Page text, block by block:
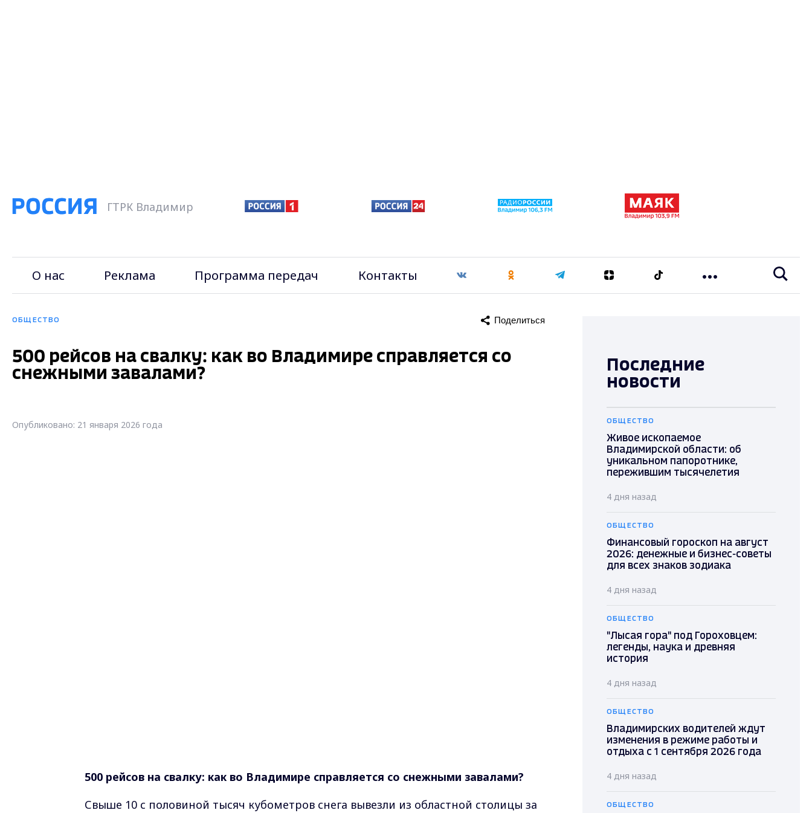
ГТРК Владимир
О нас Реклама Программа передач Контакты
ОБЩЕСТВО Поделиться
500 рейсов на свалку: как во Владимире справляется со
снежными завалами?
Опубликовано: 21 января 2026 года
500 рейсов на свалку: как во Владимире справляется со снежными завалами?
Свыше 10 с половиной тысяч кубометров снега вывезли из областной столицы за
Последние
новости
ОБЩЕСТВО
Живое ископаемое
Владимирской области: об
уникальном папоротнике,
пережившим тысячелетия
4 дня назад
ОБЩЕСТВО
Финансовый гороскоп на август
2026: денежные и бизнес-советы
для всех знаков зодиака
4 дня назад
ОБЩЕСТВО
"Лысая гора" под Гороховцем:
легенды, наука и древняя
история
4 дня назад
ОБЩЕСТВО
Владимирских водителей ждут
изменения в режиме работы и
отдыха с 1 сентября 2026 года
4 дня назад
ОБЩЕСТВО